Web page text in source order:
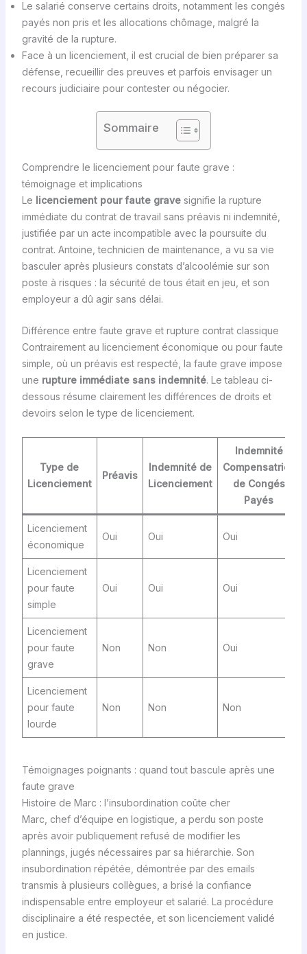
Le salarié conserve certains droits, notamment les congés
payés non pris et les allocations chômage, malgré la
gravité de la rupture.
Face à un licenciement, il est crucial de bien préparer sa
défense, recueillir des preuves et parfois envisager un
recours judiciaire pour contester ou négocier.
Sommaire
Comprendre le licenciement pour faute grave :
témoignage et implications
Le licenciement pour faute gravesignifie la rupture
immédiate du contrat de travail sans préavis ni indemnité,
justifiée par un acte incompatible avec la poursuite du
contrat. Antoine, technicien de maintenance, a vu sa vie
basculer après plusieurs constats d’alcoolémie sur son
poste à risques : la sécurité de tous était en jeu, et son
employeur a dû agir sans délai.
Différence entre faute grave et rupture contrat classique
Contrairement au licenciement économique ou pour faute
simple, où un préavis est respecté, la faute grave impose
une rupture immédiate sans indemnité. Le tableau ci-
dessous résume clairement les différences de droits et
devoirs selon le type de licenciement.
Type de
Licenciement
Préavis
Indemnité de
Licenciement
Indemnité
Compensatrice
de Congés
Payés
Licenciement
économique
Oui Oui Oui
Licenciement
pour faute
simple
Oui Oui Oui
Licenciement
pour faute
grave
Non Non Oui
Licenciement
pour faute
lourde
Non Non Non
Témoignages poignants : quand tout bascule après une
faute grave
Histoire de Marc : l’insubordination coûte cher
Marc, chef d’équipe en logistique, a perdu son poste
après avoir publiquement refusé de modifier les
plannings, jugés nécessaires par sa hiérarchie. Son
insubordination répétée, démontrée par des emails
transmis à plusieurs collègues, a brisé la confiance
indispensable entre employeur et salarié. La procédure
disciplinaire a été respectée, et son licenciement validé
en justice.